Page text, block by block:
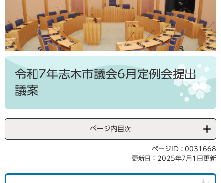
本
令和7年志木市議会6月定例会提出
議案
ページ内目次
ページID：0031668
更新日：2025年7月1日更新